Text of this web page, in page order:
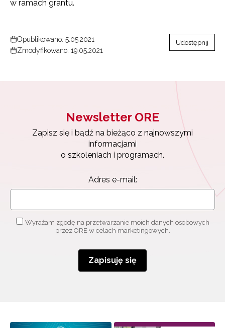
w ramach grantu.
Opublikowano: 5.05.2021
Zmodyfikowano: 19.05.2021
Udostępnij
Newsletter ORE
Zapisz się i bądź na bieżąco z najnowszymi
informacjami
o szkoleniach i programach.
Adres e-mail:
Wyrażam zgodę na przetwarzanie moich danych osobowych
przez ORE w celach marketingowych.
Zapisuję się